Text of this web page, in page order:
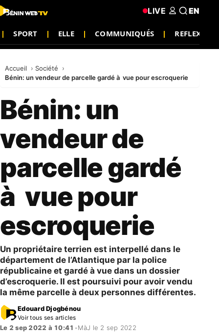
SPORT ELLE COMMUNIQUÉS REFLEXION
LIVE EN
Accueil
Société
Bénin: un vendeur de parcelle gardé à vue pour escroquerie
Bénin: un
vendeur de
parcelle gardé
à vue pour
escroquerie
Un propriétaire terrien est interpellé dans le
département de l’Atlantique par la police
républicaine et gardé à vue dans un dossier
d’escroquerie. Il est poursuivi pour avoir vendu
la même parcelle à deux personnes différentes.
Edouard Djogbénou
Voir tous ses articles
Le 2 sep 2022 à 10:41 •MàJ le 2 sep 2022